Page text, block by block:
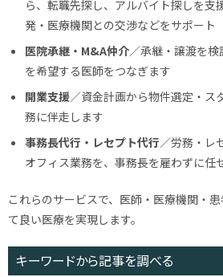
ら、転職先探し、アルバイト探しを支
発・医療機関との交渉などをサポート
医院承継・M&A仲介／承継・譲渡を
を希望する医師をつなぎます
開業支援／資金計画から物件選定・ス
務に伴走します
事務長代行・レセプト代行／労務・レ
オフィス業務を、事務長を雇わずに任
これらのサービスで、医師・医療機関・
て良い医療を実現します。
キーワードから記事を調べる